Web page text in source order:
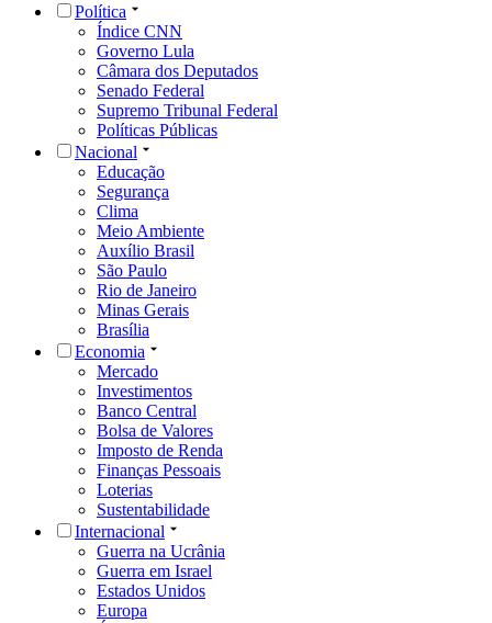
Política
Índice CNN
Governo Lula
Câmara dos Deputados
Senado Federal
Supremo Tribunal Federal
Políticas Públicas
Nacional
Educação
Segurança
Clima
Meio Ambiente
Auxílio Brasil
São Paulo
Rio de Janeiro
Minas Gerais
Brasília
Economia
Mercado
Investimentos
Banco Central
Bolsa de Valores
Imposto de Renda
Finanças Pessoais
Loterias
Sustentabilidade
Internacional
Guerra na Ucrânia
Guerra em Israel
Estados Unidos
Europa